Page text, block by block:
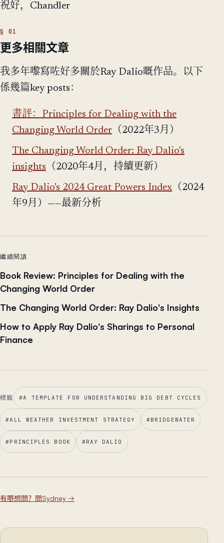
祝好，Chandler
更多相關文章
我多年嚟寫咗好多關於Ray Dalio嘅作品。以下
係幾篇key posts：
書評：Principles for Dealing with the
Changing World Order （2022年3月）
The Changing World Order: Ray Dalio's
insights （2020年4月，持續更新）
Ray Dalio's 2024 Great Powers Index （2024
年9月）——最新分析
繼續閱讀
Book Review: Principles for Dealing with the
Changing World Order
The Changing World Order: Ray Dalio's Insights
How to Apply Ray Dalio's Sharings to Personal
Finance
標籤 #A TEMPLATE FOR UNDERSTANDING BIG DEBT CYCLES
#ALL WEATHER INVESTMENT STRATEGY #BRIDGEWATER
#PRINCIPLES BOOK #RAY DALIO
有嘢想問？問Sydney →